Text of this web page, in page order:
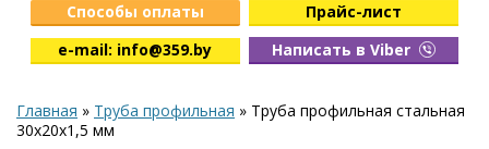
Способы оплаты
Прайс-лист
e-mail: info@359.by
Написать в Viber
Главная » Труба профильная » Труба профильная стальная
30х20х1,5 мм